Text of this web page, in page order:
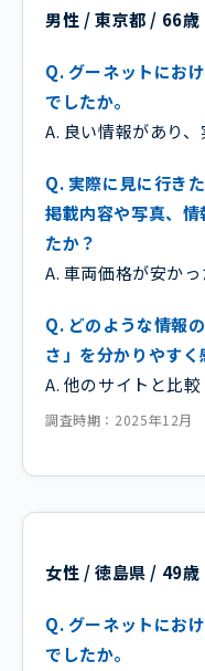
男性 / 東京都 / 66歳
Q. グーネットにお
でしたか。
A. 良い情報があり、
Q. 実際に見に行き
掲載内容や写真、
たか？
A. 車両価格が安かっ
Q. どのような情報
さ」を分かりやす
A. 他のサイトと比較
調査時期：2025年12月
女性 / 徳島県 / 49歳
Q. グーネットにお
でしたか。